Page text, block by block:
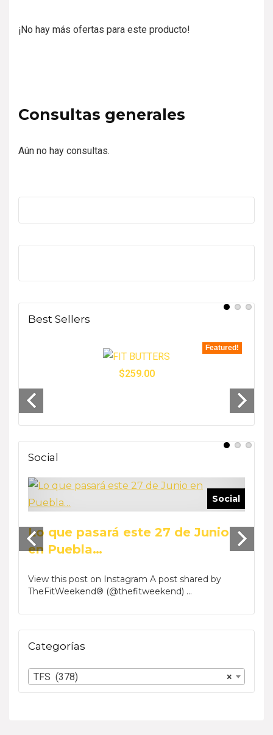
¡No hay más ofertas para este producto!
Consultas generales
Aún no hay consultas.
Best Sellers
Featured!
$259.00
Social
Social
Lo que pasará este 27 de Junio
en Puebla…
View this post on Instagram A post shared by
TheFitWeekend® (@thefitweekend) ...
Categorías
×
TFS (378)